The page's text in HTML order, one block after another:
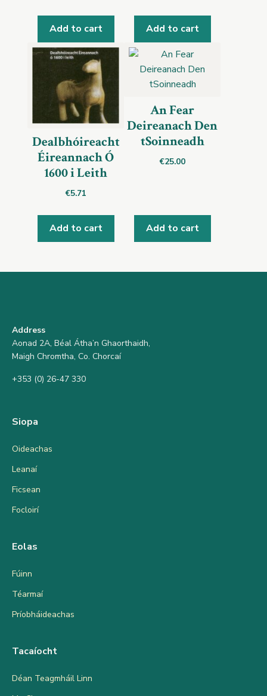
Add to cart Add to cart
Dealbhóireacht
Éireannach Ó
1600 i Leith
€5.71
Add to cart
An Fear
Deireanach Den
tSoinneadh
€25.00
Add to cart
Address
Aonad 2A, Béal Átha’n Ghaorthaidh,
Maigh Chromtha, Co. Chorcaí
+353 (0) 26-47 330
Siopa
Oideachas
Leanaí
Ficsean
Focloirí
Eolas
Fúinn
Téarmaí
Príobháideachas
Tacaíocht
Déan Teagmháil Linn